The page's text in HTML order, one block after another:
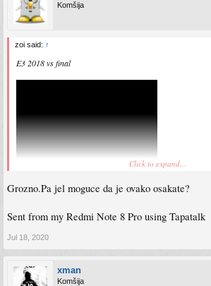
Komšija
zoi said: ↑
E3 2018 vs final
Click to expand...
Grozno.Pa jel moguce da je ovako osakate?
Sent from my Redmi Note 8 Pro using Tapatalk
Jul 18, 2020
xman
Komšija